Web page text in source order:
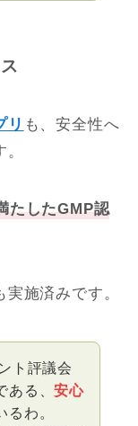
リ も、安全性へ
たしたGMP認
施済みです。
ト評議会
ある、安心
るわ。